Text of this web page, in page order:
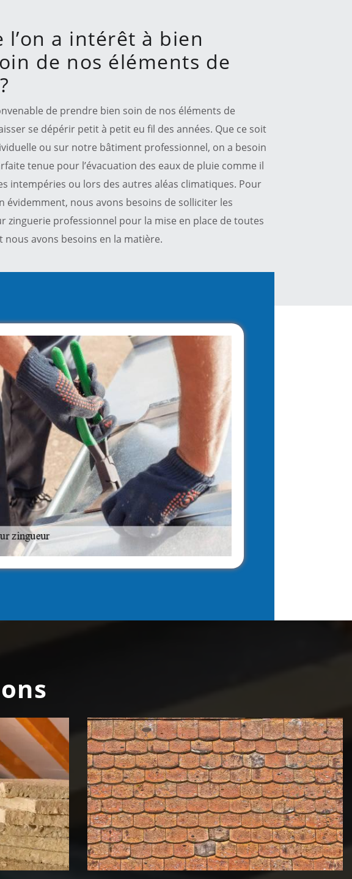
l’on a intérêt à bien
de nos éléments de
de prendre bien soin de nos éléments de
se dépérir petit à petit eu fil des années. Que ce soit
ou sur notre bâtiment professionnel, on a besoin
tenue pour l’évacuation des eaux de pluie comme il
intempéries ou lors des autres aléas climatiques. Pour
évidemment, nous avons besoins de solliciter les
zinguerie professionnel pour la mise en place de toutes
avons besoins en la matière.
Nettoyage et démoussage de
toiture 39 Jura